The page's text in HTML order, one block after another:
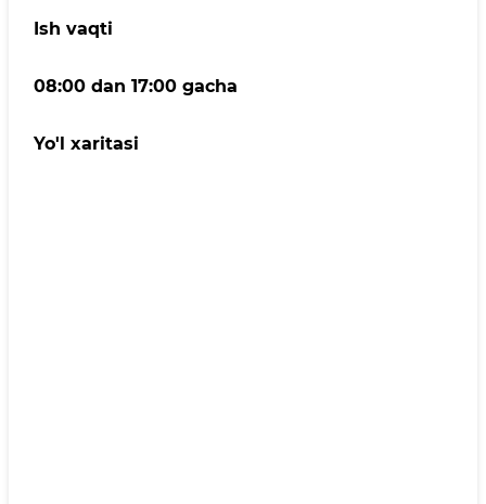
Ish vaqti
08:00 dan 17:00 gacha
Yo'l xaritasi